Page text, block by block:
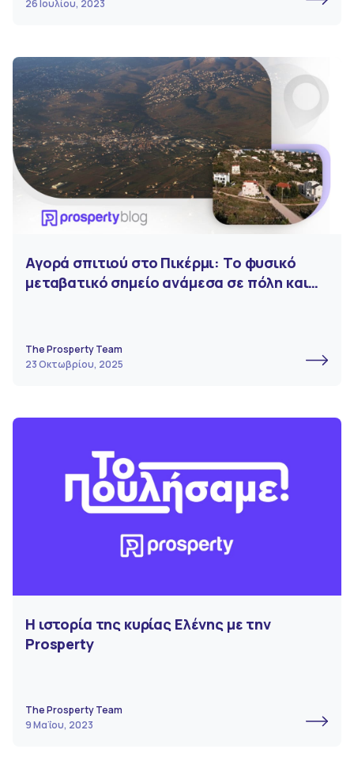
26 Ιουλίου, 2023
Αγορά σπιτιού στο Πικέρμι: Το φυσικό
μεταβατικό σημείο ανάμεσα σε πόλη και
The Prosperty Team
23 Οκτωβρίου, 2025
Η ιστορία της κυρίας Ελένης με την
Prosperty
The Prosperty Team
9 Μαΐου, 2023